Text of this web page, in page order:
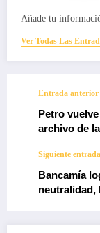
Añade tu
Ver Todas Las
Entrada anterior
Petro
archivo de
Siguiente entrada
Bancamía
neutralidad,